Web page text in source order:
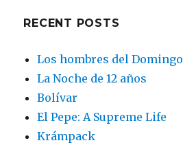
RECENT POSTS
Los hombres del Domingo
La Noche de 12 años
Bolívar
El Pepe: A Supreme Life
Krámpack